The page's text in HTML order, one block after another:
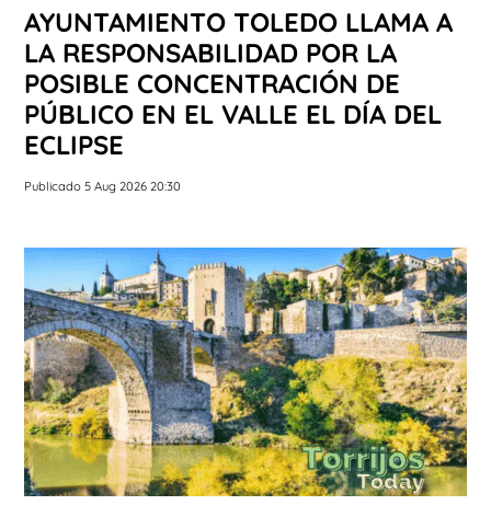
AYUNTAMIENTO TOLEDO LLAMA A
LA RESPONSABILIDAD POR LA
POSIBLE CONCENTRACIÓN DE
PÚBLICO EN EL VALLE EL DÍA DEL
ECLIPSE
Publicado 5 Aug 2026 20:30